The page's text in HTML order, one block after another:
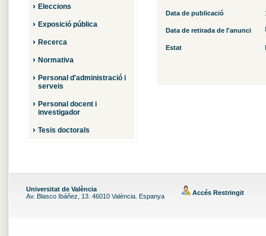
Eleccions
Exposició pública
Recerca
Normativa
Personal d'administració i
serveis
Personal docent i
investigador
Tesis doctorals
Data de publicació
Data de retirada de l'anunci
Estat
Universitat de València
Av. Blasco Ibáñez, 13. 46010 València. Espanya
Accés Restringit